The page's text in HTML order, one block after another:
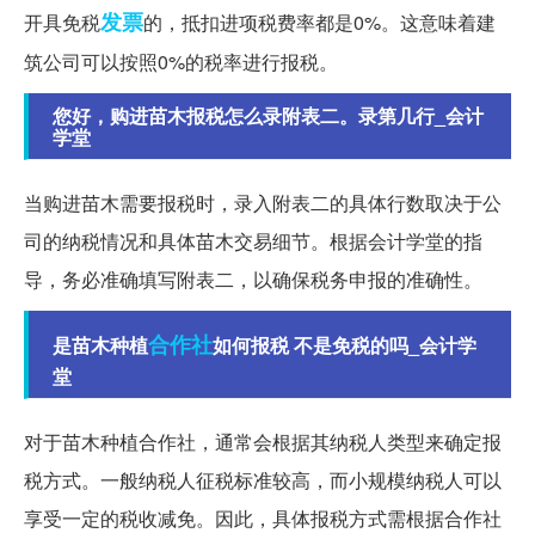
开具免税发票的，抵扣进项税费率都是0%。这意味着建
筑公司可以按照0%的税率进行报税。
您好，购进苗木报税怎么录附表二。录第几行_会计
学堂
当购进苗木需要报税时，录入附表二的具体行数取决于公
司的纳税情况和具体苗木交易细节。根据会计学堂的指
导，务必准确填写附表二，以确保税务申报的准确性。
是苗木种植合作社如何报税 不是免税的吗_会计学
堂
对于苗木种植合作社，通常会根据其纳税人类型来确定报
税方式。一般纳税人征税标准较高，而小规模纳税人可以
享受一定的税收减免。因此，具体报税方式需根据合作社